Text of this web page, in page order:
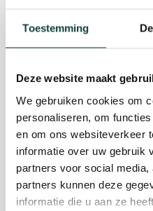
Toestemming
Deze website maakt
We gebruiken cookies om
personaliseren, om
en om ons websiteverkeer
informatie over uw gebruik
partners voor social
partners kunnen deze
informatie die u aan ze
Reviews
Kunnen we je helpen?
085-2121757
info@heebra.com